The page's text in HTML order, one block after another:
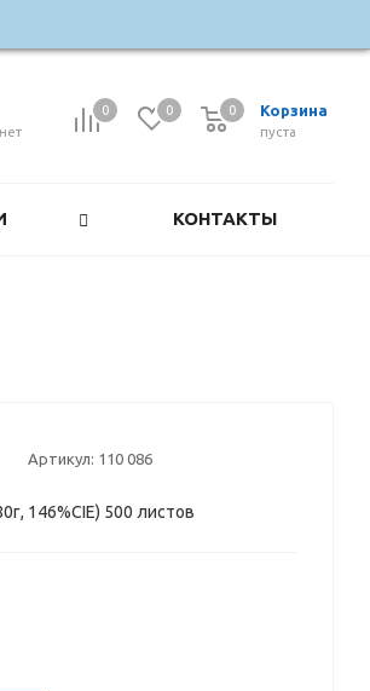
0 0 Корзина
0
пуста
0
КОНТАКТЫ
Артикул: 110 086
146%CIE) 500 листов